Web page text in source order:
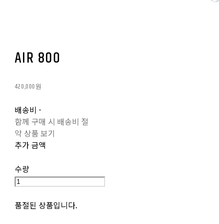
AIR 800
420,000원
배송비 -
함께 구매 시 배송비 절
약 상품 보기
추가 금액
수량
품절된 상품입니다.